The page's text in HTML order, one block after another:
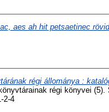
aes ah hit petsaetinec
régi állománya :
régi könyvei (5).
2-4